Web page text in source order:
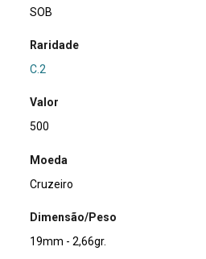
SOB
Raridade
C.2
Valor
500
Moeda
Cruzeiro
Dimensão/Peso
19mm - 2,66gr.